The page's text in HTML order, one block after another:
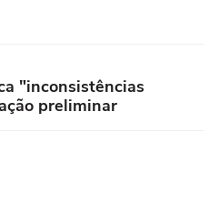
"inconsistências
preliminar